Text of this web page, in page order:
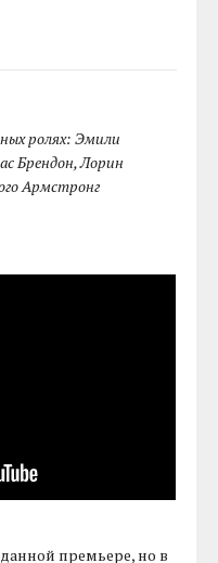
ролях: Эмили
Брендон, Лорин
Армстронг
премьере, но в